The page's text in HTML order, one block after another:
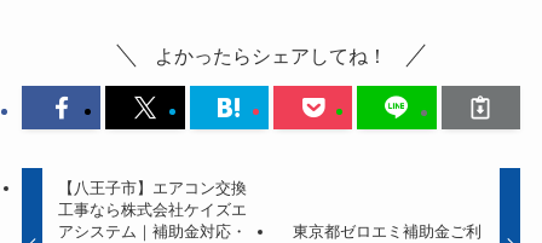
よかったらシェアしてね！
【八王子市】エアコン交換
工事なら株式会社ケイズエ
アシステム｜補助金対応・
東京都ゼロエミ補助金ご利